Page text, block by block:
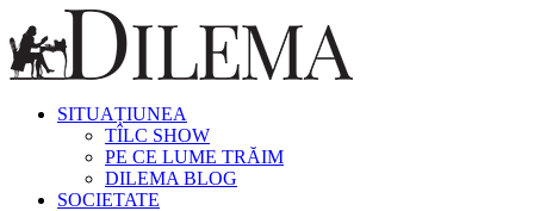
SITUAȚIUNEA
TÎLC SHOW
PE CE LUME TRĂIM
DILEMA BLOG
SOCIETATE